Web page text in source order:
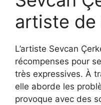
artiste de
L’artiste Sevcan
récompenses pour
très expressives. À
elle aborde les
provoque avec des